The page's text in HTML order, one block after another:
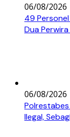
06/08/2026
49
Dua
06/08/2026
Ilegal,